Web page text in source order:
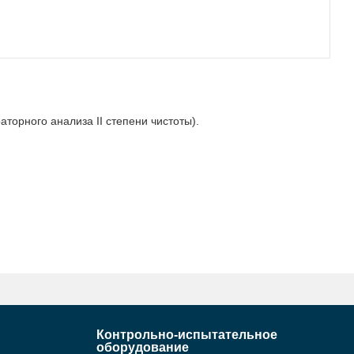
анализа II степени чистоты).
Контрольно-испытательное
оборудование